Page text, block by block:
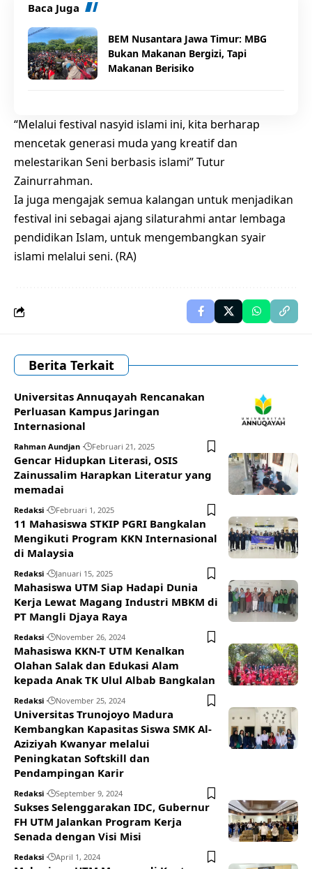
Baca Juga
BEM Nusantara Jawa Timur: MBG
Bukan Makanan Bergizi, Tapi
Makanan Berisiko
“Melalui festival nasyid islami ini, kita berharap
mencetak generasi muda yang kreatif dan
melestarikan Seni berbasis islami” Tutur
Zainurrahman.
Ia juga mengajak semua kalangan untuk menjadikan
festival ini sebagai ajang silaturahmi antar lembaga
pendidikan Islam, untuk mengembangkan syair
islami melalui seni. (RA)
Berita Terkait
Universitas Annuqayah Rencanakan
Perluasan Kampus Jaringan
Internasional
Rahman Aundjan Februari 21, 2025
Gencar Hidupkan Literasi, OSIS
Zainussalim Harapkan Literatur yang
memadai
Redaksi Februari 1, 2025
11 Mahasiswa STKIP PGRI Bangkalan
Mengikuti Program KKN Internasional
di Malaysia
Redaksi Januari 15, 2025
Mahasiswa UTM Siap Hadapi Dunia
Kerja Lewat Magang Industri MBKM di
PT Mangli Djaya Raya
Redaksi November 26, 2024
Mahasiswa KKN-T UTM Kenalkan
Olahan Salak dan Edukasi Alam
kepada Anak TK Ulul Albab Bangkalan
Redaksi November 25, 2024
Universitas Trunojoyo Madura
Kembangkan Kapasitas Siswa SMK Al-
Aziziyah Kwanyar melalui
Peningkatan Softskill dan
Pendampingan Karir
Redaksi September 9, 2024
Sukses Selenggarakan IDC, Gubernur
FH UTM Jalankan Program Kerja
Senada dengan Visi Misi
Redaksi April 1, 2024